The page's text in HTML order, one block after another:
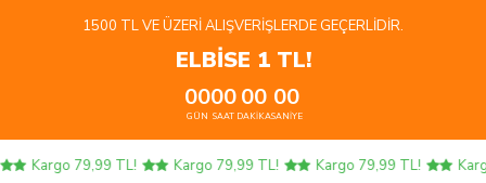
1500 TL VE ÜZERI ALIŞVERIŞLERDE GEÇERLIDIR.
ELBİSE 1 TL!
00
GÜN
00
SAAT
00
DAKIKA
00
SANIYE
Kargo 79,99 TL! Kargo 79,99 TL! Kargo 79,99 TL!